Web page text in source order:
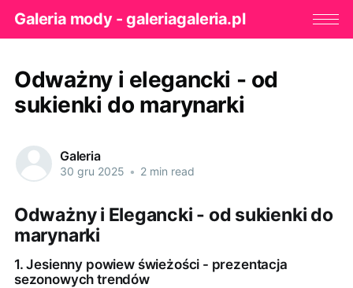
Galeria mody - galeriagaleria.pl
Odważny i elegancki - od
sukienki do marynarki
Galeria
30 gru 2025 • 2 min read
Odważny i Elegancki - od sukienki do
marynarki
1. Jesienny powiew świeżości - prezentacja
sezonowych trendów